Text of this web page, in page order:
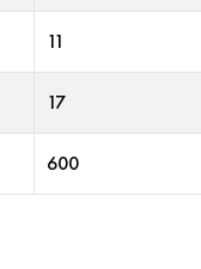
11
17
600